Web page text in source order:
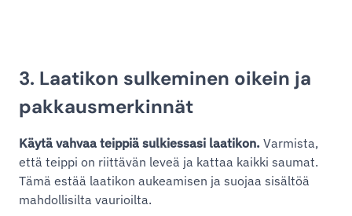
3. Laatikon sulkeminen oikein ja
pakkausmerkinnät
Käytä vahvaa teippiä sulkiessasi laatikon. Varmista,
että teippi on riittävän leveä ja kattaa kaikki saumat.
Tämä estää laatikon aukeamisen ja suojaa sisältöä
mahdollisilta vaurioilta.